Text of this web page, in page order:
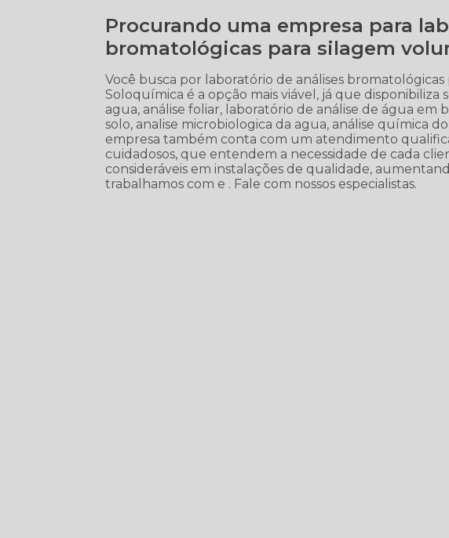
Procurando uma empresa para
bromatológicas para silagem
Você busca por laboratório de análises bromatológicas
Soloquímica é a opção mais viável, já que
agua, análise foliar, laboratório de análise de água em
solo, analise microbiologica da agua, análise química
empresa também conta com um atendimento
cuidadosos, que entendem a necessidade de cada
consideráveis em instalações de qualidade,
trabalhamos com e . Fale com nossos especialistas.